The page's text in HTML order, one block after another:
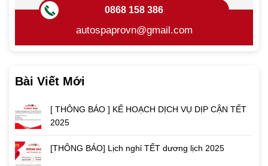
0868 158 386
autospaprovn@gmail.com
Bài Viết Mới
[ THÔNG BÁO ] KẾ HOẠCH DỊCH VỤ DỊP CẬN TẾT
2025
[THÔNG BÁO] Lịch nghỉ TẾT dương lịch 2025